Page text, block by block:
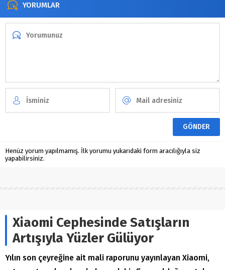
YORUMLAR
Henüz yorum yapılmamış. İlk yorumu yukarıdaki form aracılığıyla siz
yapabilirsiniz.
Xiaomi Cephesinde Satışların
Artışıyla Yüzler Gülüyor
Yılın son çeyreğine ait mali raporunu yayınlayan Xiaomi,